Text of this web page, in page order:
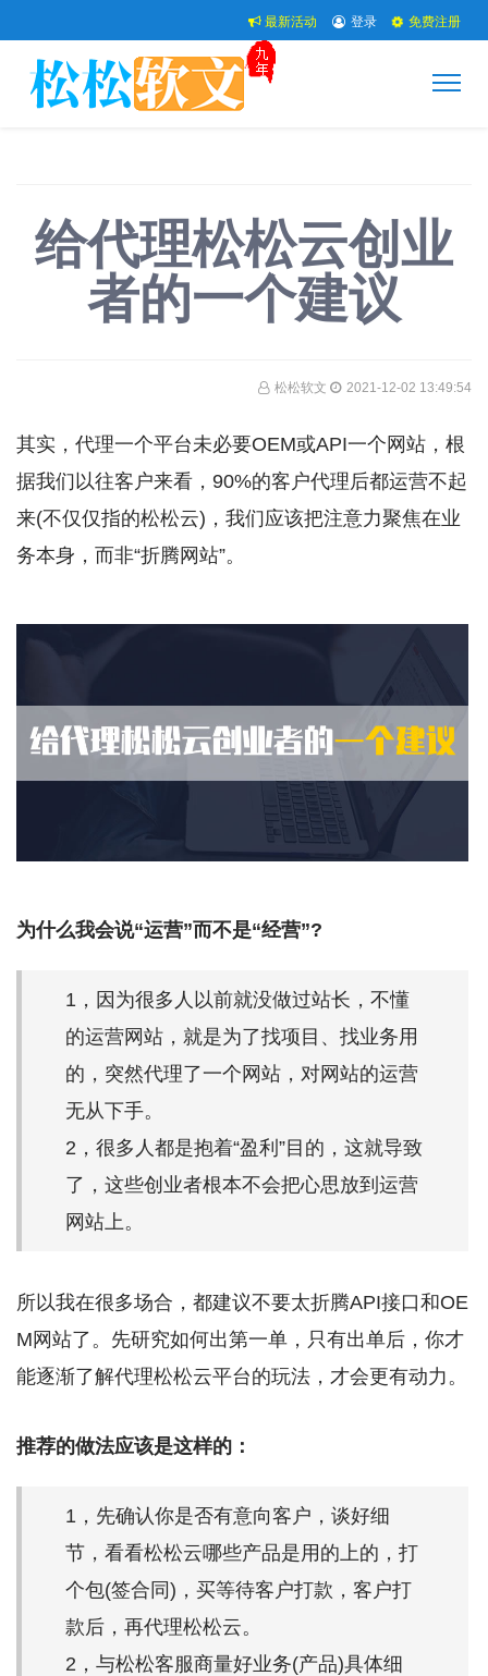
最新活动 登录 免费注册
给代理松松云创业
者的一个建议
松松软文 2021-12-02 13:49:54
其实，代理一个平台未必要OEM或API一个网站，根
据我们以往客户来看，90%的客户代理后都运营不起
来(不仅仅指的松松云)，我们应该把注意力聚焦在业
务本身，而非“折腾网站”。
为什么我会说“运营”而不是“经营”?
1，因为很多人以前就没做过站长，不懂
的运营网站，就是为了找项目、找业务用
的，突然代理了一个网站，对网站的运营
无从下手。
2，很多人都是抱着“盈利”目的，这就导致
了，这些创业者根本不会把心思放到运营
网站上。
所以我在很多场合，都建议不要太折腾API接口和OE
M网站了。先研究如何出第一单，只有出单后，你才
能逐渐了解代理松松云平台的玩法，才会更有动力。
推荐的做法应该是这样的：
1，先确认你是否有意向客户，谈好细
节，看看松松云哪些产品是用的上的，打
个包(签合同)，买等待客户打款，客户打
款后，再代理松松云。
2，与松松客服商量好业务(产品)具体细